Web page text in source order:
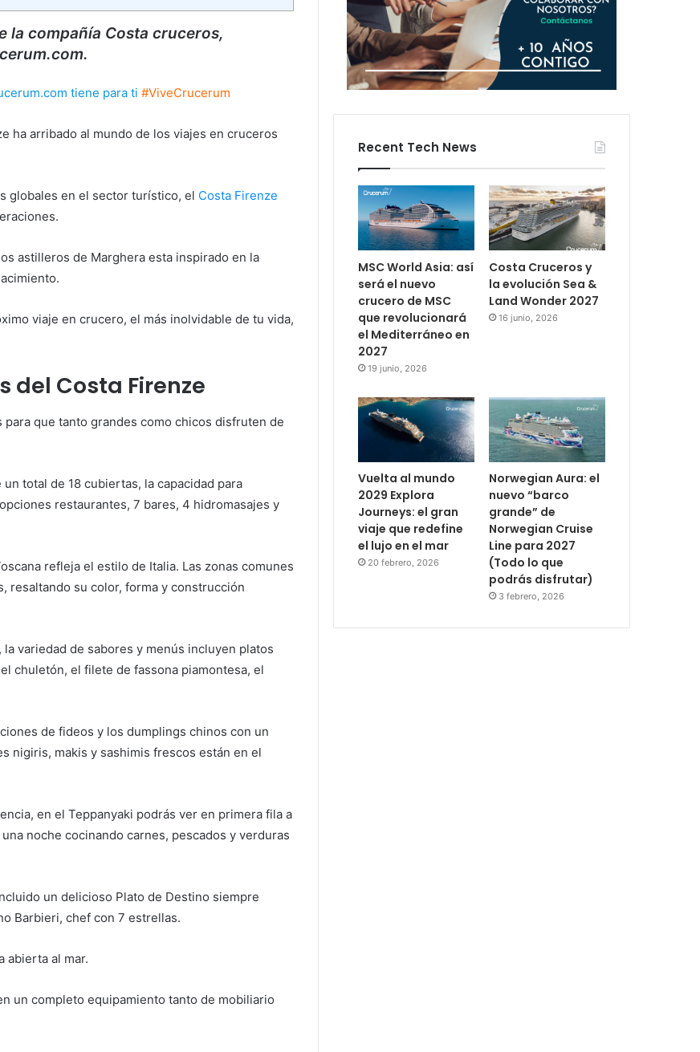
la compañía Costa cruceros,
tiene para ti #ViveCrucerum
ha arribado al mundo de los viajes en cruceros
globales en el sector turístico, el Costa Firenze
astilleros de Marghera esta inspirado en la
viaje en crucero, el más inolvidable de tu vida,
Costa Firenze
que tanto grandes como chicos disfruten de
total de 18 cubiertas, la capacidad para
restaurantes, 7 bares, 4 hidromasajes y
refleja el estilo de Italia. Las zonas comunes
resaltando su color, forma y construcción
variedad de sabores y menús incluyen platos
chuletón, el filete de fassona piamontesa, el
de fideos y los dumplings chinos con un
nigiris, makis y sashimis frescos están en el
en el Teppanyaki podrás ver en primera fila a
noche cocinando carnes, pescados y verduras
un delicioso Plato de Destino siempre
Barbieri, chef con 7 estrellas.
abierta al mar.
un completo equipamiento tanto de mobiliario
Recent Tech News
MSC World Asia: así
será el nuevo
crucero de MSC
que revolucionará
el Mediterráneo en
2027
19 junio, 2026
Costa Cruceros y
la evolución Sea &
Land Wonder 2027
16 junio, 2026
Vuelta al mundo
2029 Explora
Journeys: el gran
viaje que redefine
el lujo en el mar
20 febrero, 2026
Norwegian Aura: el
nuevo “barco
grande” de
Norwegian Cruise
Line para 2027
(Todo lo que
podrás disfrutar)
3 febrero, 2026